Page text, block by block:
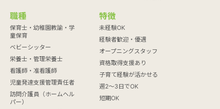
職種
保育士・幼稚園教諭・学
童保育
ベビーシッター
栄養士・管理栄養士
看護師・准看護師
児童発達支援管理責任者
訪問介護員（ホームヘル
パー）
特徴
未経験OK
経験者歓迎・優遇
オープニングスタッフ
資格取得支援あり
子育て経験が活かせる
週2～3日でOK
短期OK